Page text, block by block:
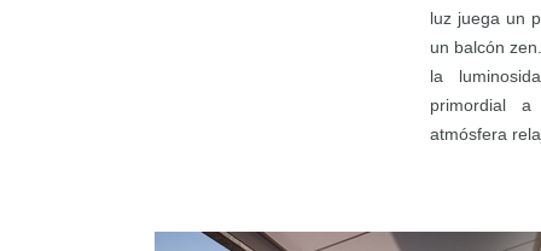
luz juega un
un balcón
la
primordial
atmósfera